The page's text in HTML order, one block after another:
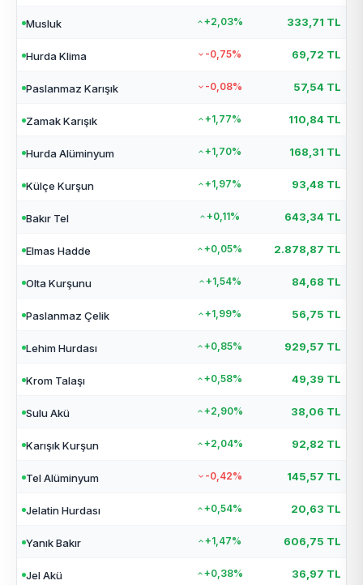
Musluk +2,03% 333,71 TL
Hurda Klima -0,75% 69,72 TL
Paslanmaz Karışık -0,08% 57,54 TL
Zamak Karışık +1,77% 110,84 TL
Hurda Alüminyum +1,70% 168,31 TL
Külçe Kurşun +1,97% 93,48 TL
Bakır Tel +0,11% 643,34 TL
Elmas Hadde +0,05% 2.878,87 TL
Olta Kurşunu +1,54% 84,68 TL
Paslanmaz Çelik +1,99% 56,75 TL
Lehim Hurdası +0,85% 929,57 TL
Krom Talaşı +0,58% 49,39 TL
Sulu Akü +2,90% 38,06 TL
Karışık Kurşun +2,04% 92,82 TL
Tel Alüminyum -0,42% 145,57 TL
Jelatin Hurdası +0,54% 20,63 TL
Yanık Bakır +1,47% 606,75 TL
Jel Akü +0,38% 36,97 TL